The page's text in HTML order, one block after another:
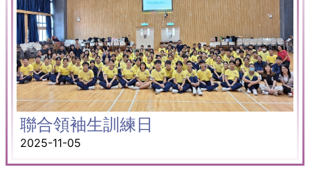
聯合領袖生訓練日
2025-11-05